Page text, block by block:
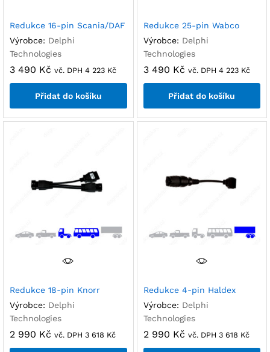
Redukce 16-pin Scania/DAF
Výrobce: Delphi
Technologies
3 490 Kč vč. DPH 4 223 Kč
Přidat do košíku
Redukce 25-pin Wabco
Výrobce: Delphi
Technologies
3 490 Kč vč. DPH 4 223 Kč
Přidat do košíku
Redukce 18-pin Knorr
Výrobce: Delphi
Technologies
2 990 Kč vč. DPH 3 618 Kč
Redukce 4-pin Haldex
Výrobce: Delphi
Technologies
2 990 Kč vč. DPH 3 618 Kč